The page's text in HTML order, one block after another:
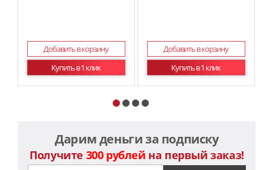
Добавить в корзину
Купить в 1 клик
Добавить в корзину
Купить в 1 клик
Дарим деньги за подписку
Получите 300 рублей на первый заказ!